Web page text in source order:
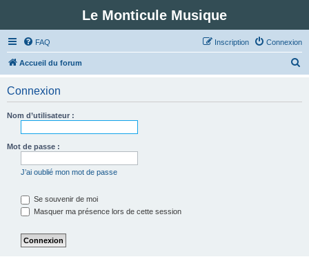
Le Monticule Musique
FAQ Connexion
Inscription
Accueil du forum
Connexion
Nom d’utilisateur :
Mot de passe :
J’ai oublié mon mot de passe
Se souvenir de moi
Masquer ma présence lors de cette session